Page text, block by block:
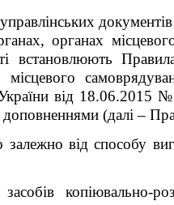
органах
Правила
від 18.06.2015
(далі –
від способу
копіювально-